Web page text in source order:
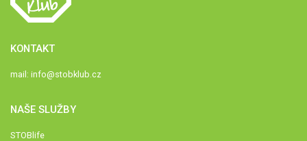
KONTAKT
mail: info@stobklub.cz
NAŠE SLUŽBY
STOBlife